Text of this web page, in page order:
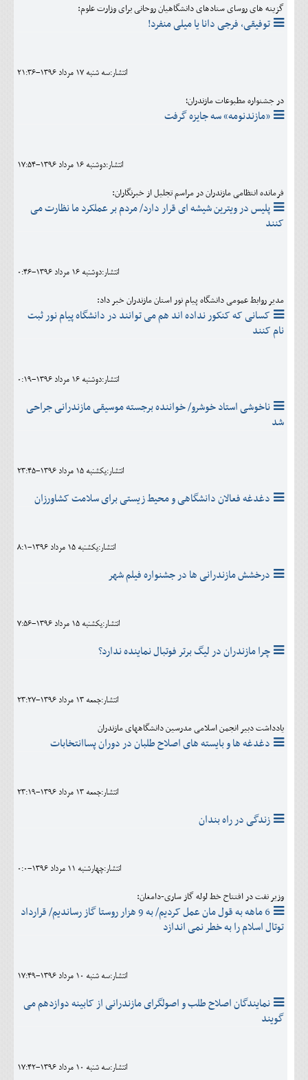
گزینه های روسای ستادهای دانشگاهیان روحانی برای وزارت علوم:
توفیقی، فرجی دانا یا میلی منفرد!
انتشار:سه شنبه 17 مرداد 1396-21:36
در جشنواره مطبوعات مازندران؛
«مازندنومه» سه جایزه گرفت
انتشار:دوشنبه 16 مرداد 1396-17:54
فرمانده انتظامی مازندران در مراسم تجلیل از خبرنگاران:
پلیس در ویترین شیشه ای قرار دارد/ مردم بر عملکرد ما نظارت می
کنند
انتشار:دوشنبه 16 مرداد 1396-0:46
مدیر روابط عمومی دانشگاه پیام نور استان مازندران خبر داد:
کسانی که کنکور نداده اند هم می توانند در دانشگاه پیام نور ثبت
نام کنند
انتشار:دوشنبه 16 مرداد 1396-0:19
ناخوشی استاد خوشرو/ خواننده برجسته موسیقی مازندرانی جراحی
شد
انتشار:يکشنبه 15 مرداد 1396-23:45
دغدغه فعالان دانشگاهی و محیط زیستی برای سلامت کشاورزان
انتشار:يکشنبه 15 مرداد 1396-8:1
درخشش مازندرانی ها در جشنواره فیلم شهر
انتشار:يکشنبه 15 مرداد 1396-7:56
چرا مازندران در لیگ برتر فوتبال نماینده ندارد؟
انتشار:جمعه 13 مرداد 1396-23:27
یادداشت دبیر انجمن اسلامی مدرسین دانشگاههای مازندران
دغدغه ها و بایسته های اصلاح طلبان در دوران پساانتخابات
انتشار:جمعه 13 مرداد 1396-23:19
زندگی در راه بندان
انتشار:چهارشنبه 11 مرداد 1396-0:0
وزیر نفت در افتتاح خط لوله گاز ساری-دامغان:
6 ماهه به قول مان عمل کردیم/ به 9 هزار روستا گاز رساندیم/ قرارداد
توتال اسلام را به خطر نمی اندازد
انتشار:سه شنبه 10 مرداد 1396-17:49
نمایندگان اصلاح طلب و اصولگرای مازندرانی از کابینه دوازدهم می
گویند
انتشار:سه شنبه 10 مرداد 1396-17:42